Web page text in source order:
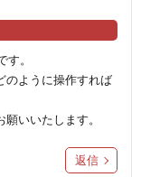
。
のように操作すれば
いいたします。
返信